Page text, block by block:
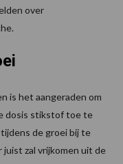
over
is het aangeraden om
dosis stikstof toe te
de groei bij te
zal vrijkomen uit de